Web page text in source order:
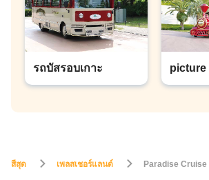
รถบัสรอบเกาะ picture
สีสุด เพลสเชอร์แลนด์ Paradise Cruise II